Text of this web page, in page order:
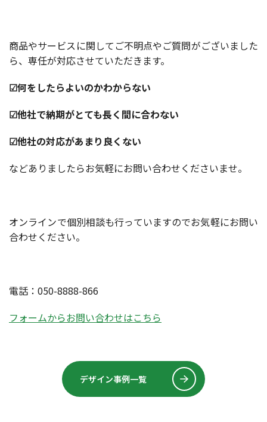
商品やサービスに関してご不明点やご質問がございました
ら、専任が対応させていただきます。
☑何をしたらよいのかわからない
☑他社で納期がとても長く間に合わない
☑他社の対応があまり良くない
などありましたらお気軽にお問い合わせくださいませ。
オンラインで個別相談も行っていますのでお気軽にお問い
合わせください。
電話：050-8888-866
フォームからお問い合わせはこちら
デザイン事例一覧